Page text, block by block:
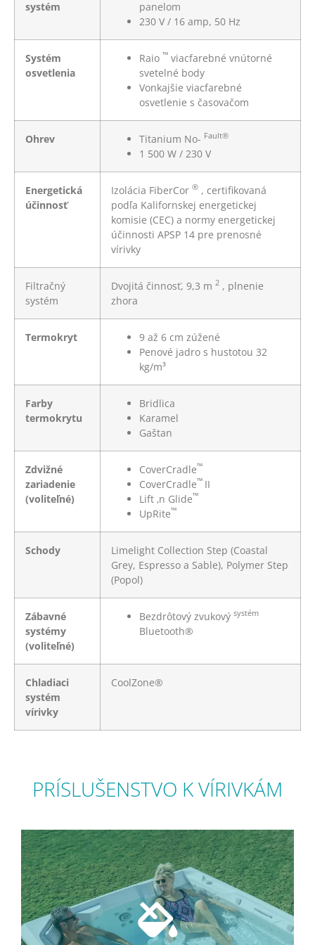
systém
panelom
230 V / 16 amp, 50 Hz
Systém
osvetlenia
Raio ™ viacfarebné vnútorné
svetelné body
Vonkajšie viacfarebné
osvetlenie s časovačom
Ohrev Titanium No- Fault®
1 500 W / 230 V
Energetická
účinnosť
Izolácia FiberCor ® , certifikovaná
podľa Kalifornskej energetickej
komisie (CEC) a normy energetickej
účinnosti APSP 14 pre prenosné
vírivky
Filtračný
systém
Dvojitá činnosť, 9,3 m 2 , plnenie
zhora
Termokryt
9 až 6 cm zúžené
Penové jadro s hustotou 32
kg/m³
Farby
termokrytu
Bridlica
Karamel
Gaštan
Zdvižné
zariadenie
(voliteľné)
CoverCradle™
CoverCradle™ II
Lift ‚n Glide™
UpRite™
Schody
Limelight Collection Step (Coastal
Grey, Espresso a Sable), Polymer Step
(Popol)
Zábavné
systémy
(voliteľné)
Bezdrôtový zvukový systém
Bluetooth®
Chladiaci
systém
vírivky
CoolZone®
PRÍSLUŠENSTVO K VÍRIVKÁM